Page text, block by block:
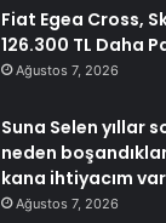
Fiat Egea Cross,
126.300 TL Daha
Ağustos 7, 2026
Suna Selen yıllar
neden
kana ihtiyacım
Ağustos 7, 2026